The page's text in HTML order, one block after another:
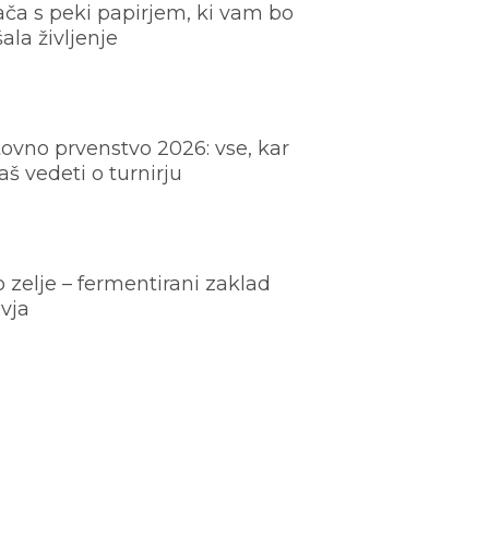
s peki papirjem, ki vam bo
življenje
prvenstvo 2026: vse, kar
vedeti o turnirju
zelje – fermentirani zaklad